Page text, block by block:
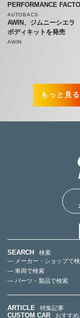
PERFORMANCE
AUTOBACS
AWIN、ジムニーシエ
ボディキットを発売
AWIN
もっと見る
SEARCH
検索
— メーカー・ショップで
— 車両で検索
— パーツ・製品で検索
ARTICLE 特集記事
CUSTOM CAR おすす